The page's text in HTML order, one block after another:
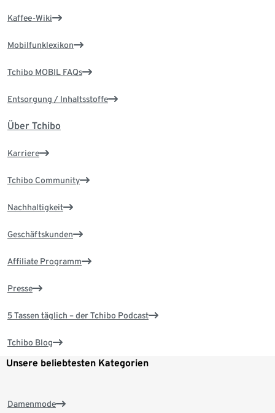
Kaffee-Wiki
Mobilfunklexikon
Tchibo MOBIL FAQs
Entsorgung / Inhaltsstoffe
Über Tchibo
Karriere
Tchibo Community
Nachhaltigkeit
Geschäftskunden
Affiliate Programm
Presse
5 Tassen täglich – der Tchibo Podcast
Tchibo Blog
Unsere beliebtesten Kategorien
Damenmode